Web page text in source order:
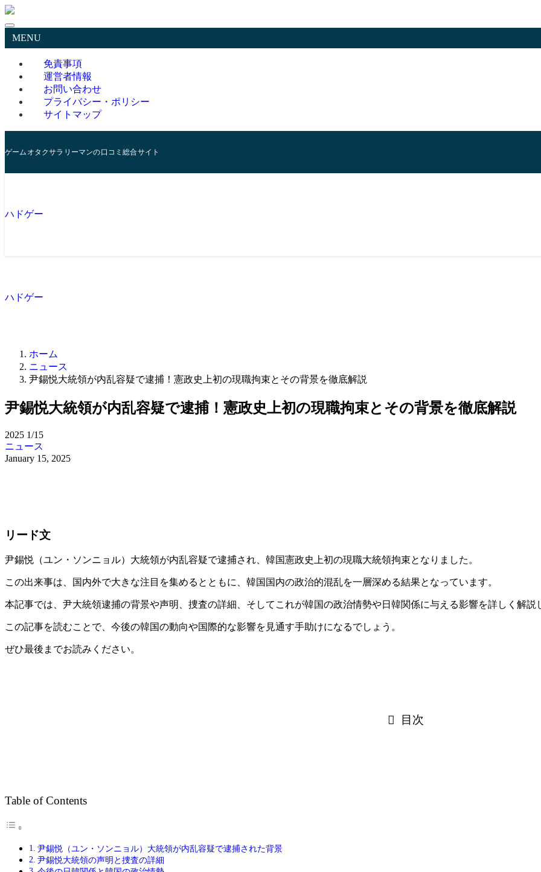
MENU
免責事項
運営者情報
お問い合わせ
プライバシー・ポリシー
サイトマップ
ゲームオタクサラリーマンの口コミ総合サイト
ハドゲー
ハドゲー
ホーム
ニュース
尹錫悦大統領が内乱容疑で逮捕！憲政史上初の現職拘束とその背景を徹底解説
尹錫悦大統領が内乱容疑で逮捕！憲政史上初の現職拘束とその背景を徹底解説
2025 1/15
ニュース
January 15, 2025
リード文
尹錫悦（ユン・ソンニョル）大統領が内乱容疑で逮捕され、韓国憲政史上初の現職大統領拘束となりました。
この出来事は、国内外で大きな注目を集めるとともに、韓国国内の政治的混乱を一層深める結果となっています。
本記事では、尹大統領逮捕の背景や声明、捜査の詳細、そしてこれが韓国の政治情勢や日韓関係に与える影響を詳しく解説
この記事を読むことで、今後の韓国の動向や国際的な影響を見通す手助けになるでしょう。
ぜひ最後までお読みください。
目次
Table of Contents
尹錫悦（ユン・ソンニョル）大統領が内乱容疑で逮捕された背景
尹錫悦大統領の声明と捜査の詳細